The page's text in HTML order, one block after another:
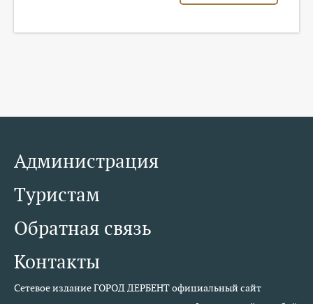
Администрация
Туристам
Обратная связь
Контакты
Сетевое издание ГОРОД ДЕРБЕНТ официальный сайт